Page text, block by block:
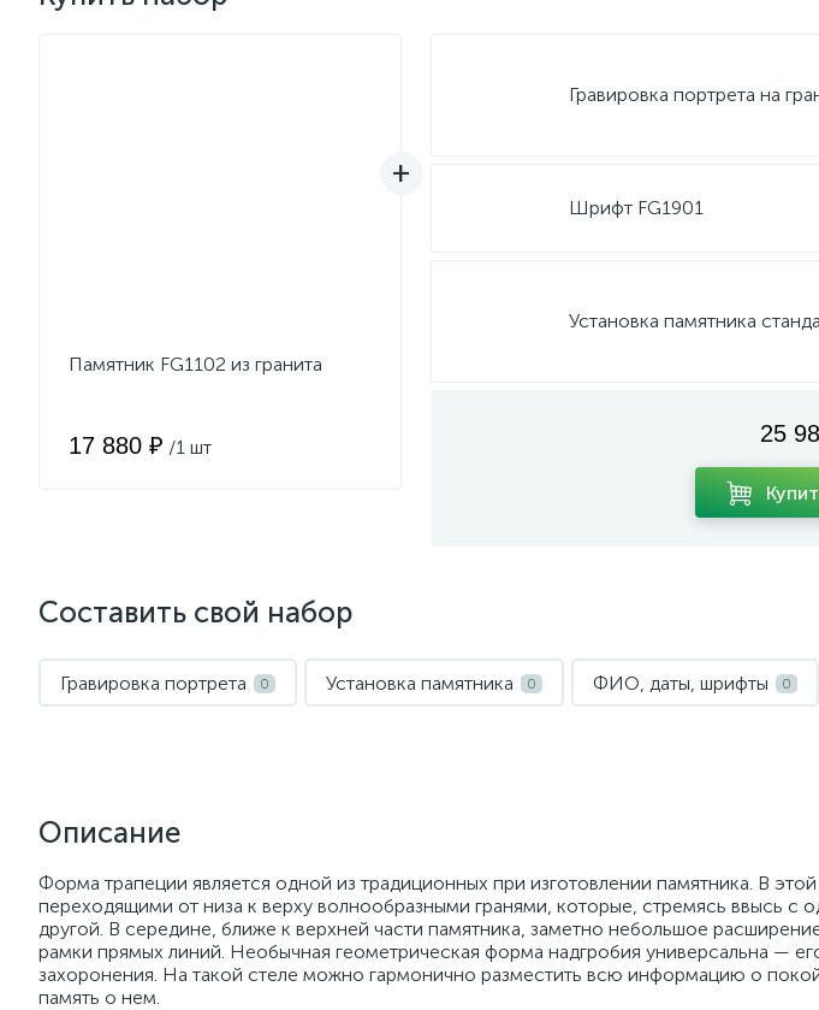
Памятник FG1102 из гранита
17 880 ₽ /1 шт
Гравировка портрета на
Шрифт FG1901
Установка памятника
25
Составить свой набор
Гравировка портрета 0 Установка памятника 0 ФИО, даты, шрифты 0
Описание
Форма трапеции является одной из традиционных при изготовлении памятника. В
переходящими от низа к верху волнообразными гранями, которые, стремясь ввысь с
другой. В середине, ближе к верхней части памятника, заметно небольшое
рамки прямых линий. Необычная геометрическая форма надгробия универсальна —
захоронения. На такой стеле можно гармонично разместить всю информацию о
память о нем.